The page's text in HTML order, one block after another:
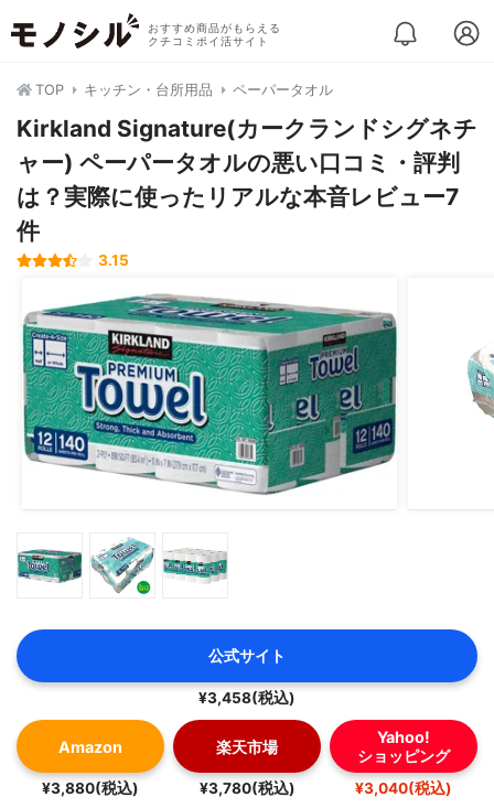
おすすめ商品がもらえる
クチコミポイ活サイト
TOP キッチン・台所用品 ペーパータオル
Kirkland Signature(カークランドシグネチ
ャー) ペーパータオルの悪い口コミ・評判
は？実際に使ったリアルな本音レビュー7
件
3.15
公式サイト
¥3,458(税込)
Amazon
¥3,880(税込)
楽天市場
¥3,780(税込)
Yahoo!
ショッピング
¥3,040(税込)